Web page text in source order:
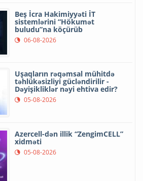
Beş İcra Hakimiyyəti İT
sistemlərini “Hökumət
buludu”na köçürüb
06-08-2026
Uşaqların rəqəmsal mühitdə
təhlükəsizliyi gücləndirilir -
Dəyişikliklər nəyi ehtiva edir?
05-08-2026
Azercell-dən illik “ZengimCELL”
xidməti
05-08-2026